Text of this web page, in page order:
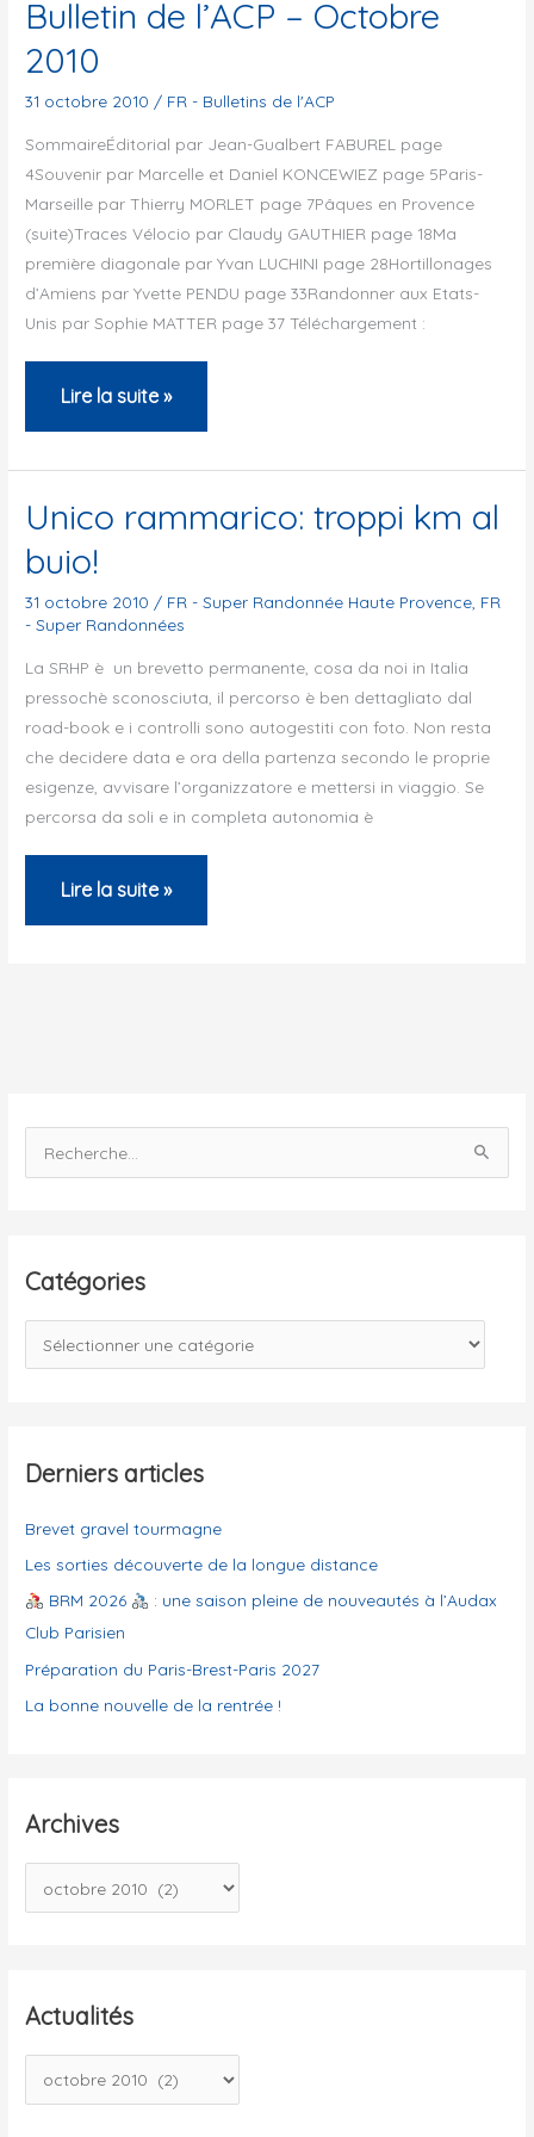
Bulletin de l’ACP – Octobre
2010
31 octobre 2010 / FR - Bulletins de l'ACP
SommaireÉditorial par Jean-Gualbert FABUREL page
4Souvenir par Marcelle et Daniel KONCEWIEZ page 5Paris-
Marseille par Thierry MORLET page 7Pâques en Provence
(suite)Traces Vélocio par Claudy GAUTHIER page 18Ma
première diagonale par Yvan LUCHINI page 28Hortillonages
d’Amiens par Yvette PENDU page 33Randonner aux Etats-
Unis par Sophie MATTER page 37 Téléchargement :
Bulletin
de
l’ACP
Octobre
2010
Lire la suite »
Unico rammarico: troppi km al
buio!
31 octobre 2010 / FR - Super Randonnée Haute Provence FR
- Super Randonnées
La SRHP è un brevetto permanente, cosa da noi in Italia
pressochè sconosciuta, il percorso è ben dettagliato dal
road-book e i controlli sono autogestiti con foto. Non resta
che decidere data e ora della partenza secondo le proprie
esigenze, avvisare l’organizzatore e mettersi in viaggio. Se
percorsa da soli e in completa autonomia è
Unico
rammarico:
Lire la suite »
e
e
h
Catégories
a
g
r
i
e
s
Derniers articles
Brevet gravel tourmagne
Les sorties découverte de la longue distance
BRM 2026
: une saison pleine de nouveautés à l’Audax
Club Parisien
Préparation du Paris-Brest-Paris 2027
La bonne nouvelle de la rentrée !
Archives
r
s
Actualités
c